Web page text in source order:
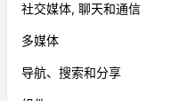
社交媒体, 聊天和通信
多媒体
导航、搜索和分享